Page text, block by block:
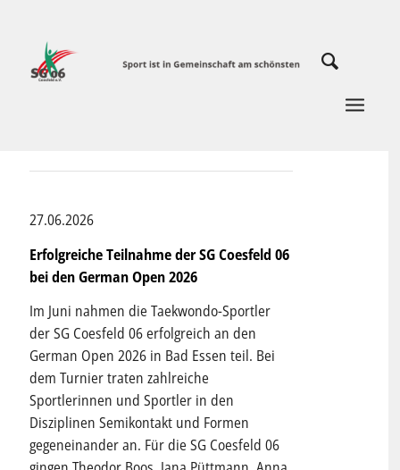
27.06.2026
Erfolgreiche Teilnahme der SG Coesfeld 06
bei den German Open 2026
Im Juni nahmen die Taekwondo-Sportler
der SG Coesfeld 06 erfolgreich an den
German Open 2026 in Bad Essen teil. Bei
dem Turnier traten zahlreiche
Sportlerinnen und Sportler in den
Disziplinen Semikontakt und Formen
gegeneinander an. Für die SG Coesfeld 06